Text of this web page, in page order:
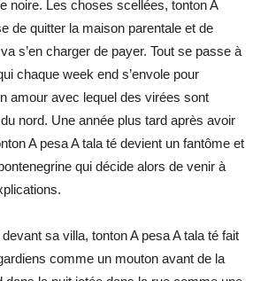
noire. Les choses scellées, tonton A
de quitter la maison parentale et de
s’en charger de payer. Tout se passe à
chaque week end s’envole pour
amour avec lequel des virées sont
nord. Une année plus tard après avoir
A pesa A tala té devient un fantôme et
qui décide alors de venir à
sa villa, tonton A pesa A tala té fait
comme un mouton avant de la